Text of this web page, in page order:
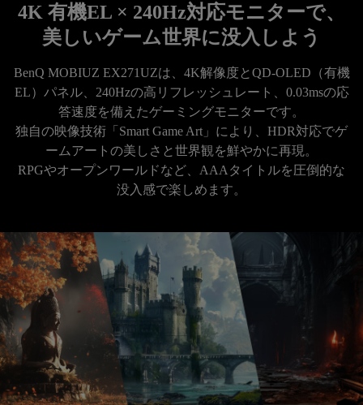
4K 有機EL × 240Hz対応モニターで、
美しいゲーム世界に没入しよう
BenQ MOBIUZ EX271UZは、4K解像度とQD-OLED（有機
EL）パネル、240Hzの高リフレッシュレート、0.03msの応
答速度を備えたゲーミングモニターです。
独自の映像技術「Smart Game Art」により、HDR対応でゲ
ームアートの美しさと世界観を鮮やかに再現。
RPGやオープンワールドなど、AAAタイトルを圧倒的な
没入感で楽しめます。